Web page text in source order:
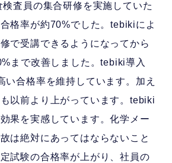
検査員の集合研修を実施していた
格率が約70%でした。tebikiによ
で受講できるようになってから
まで改善しました。tebiki導入
い合格率を維持しています。加え
以前より上がっています。tebiki
果を実感しています。化学メー
は絶対にあってはならないこと
試験の合格率が上がり、社員の